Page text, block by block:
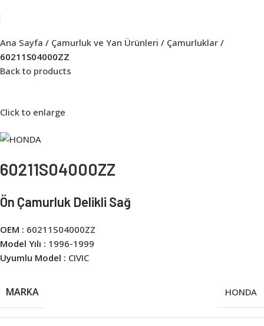
Ana Sayfa Çamurluk ve Yan Ürünleri
Çamurluklar
60211S04000ZZ
Back to products
Click to enlarge
60211S04000ZZ
Ön Çamurluk Delikli Sağ
OEM : 60211S04000ZZ
Model Yılı : 1996-1999
Uyumlu Model : CIVIC
MARKA HONDA